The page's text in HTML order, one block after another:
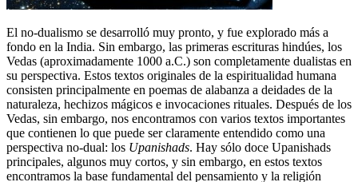
El no-dualismo se desarrolló muy pronto, y fue explorado más a
fondo en la India. Sin embargo, las primeras escrituras hindúes, los
Vedas (aproximadamente 1000 a.C.) son completamente dualistas en
su perspectiva. Estos textos originales de la espiritualidad humana
consisten principalmente en poemas de alabanza a deidades de la
naturaleza, hechizos mágicos e invocaciones rituales. Después de los
Vedas, sin embargo, nos encontramos con varios textos importantes
que contienen lo que puede ser claramente entendido como una
perspectiva no-dual: los Upanishads. Hay sólo doce Upanishads
principales, algunos muy cortos, y sin embargo, en estos textos
encontramos la base fundamental del pensamiento y la religión